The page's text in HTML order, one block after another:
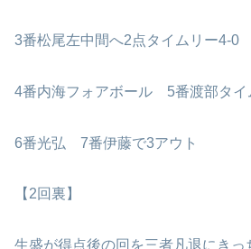
3番松尾左中間へ2点タイムリー4-0
4番内海フォアボール 5番渡部タ
6番光弘 7番伊藤で3アウト
【2回裏】
生盛が得点後の回を三者凡退にきっ